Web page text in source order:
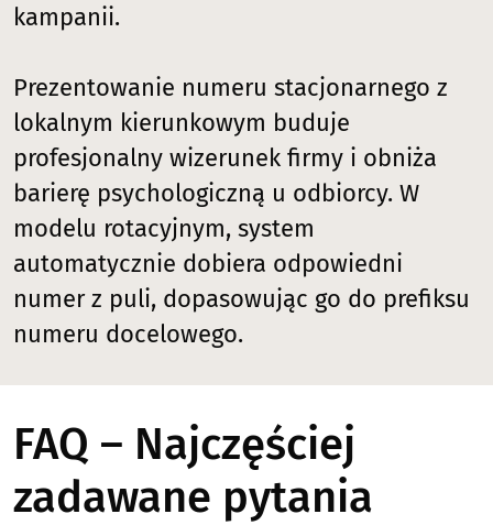
kampanii.
Prezentowanie numeru stacjonarnego z
lokalnym kierunkowym buduje
profesjonalny wizerunek firmy i obniża
barierę psychologiczną u odbiorcy. W
modelu rotacyjnym, system
automatycznie dobiera odpowiedni
numer z puli, dopasowując go do prefiksu
numeru docelowego.
FAQ – Najczęściej
zadawane pytania